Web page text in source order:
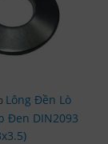
Lông Đền Lò
Đen DIN2093